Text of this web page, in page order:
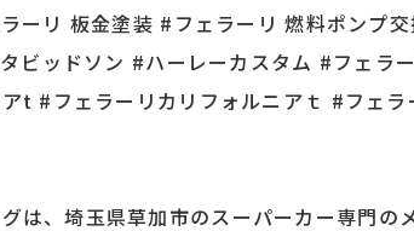
ーリ 板金塗装 #フェラーリ 燃料ポンプ
ビッドソン #ハーレーカスタム #フェラ
t #フェラーリカリフォルニアｔ #フェ
は、埼玉県草加市のスーパーカー専門の